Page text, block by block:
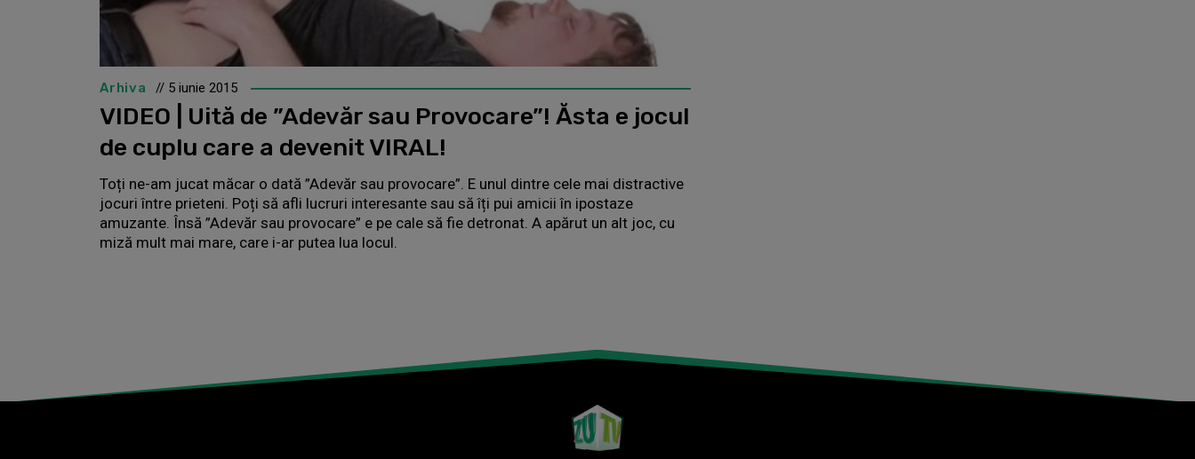
Arhiva // 5 iunie 2015
VIDEO | Uită de ”Adevăr sau Provocare”! Ăsta e jocul
de cuplu care a devenit VIRAL!
Toți ne-am jucat măcar o dată ”Adevăr sau provocare”. E unul dintre cele mai distractive
jocuri între prieteni. Poți să afli lucruri interesante sau să îți pui amicii în ipostaze
amuzante. Însă ”Adevăr sau provocare” e pe cale să fie detronat. A apărut un alt joc, cu
miză mult mai mare, care i-ar putea lua locul.